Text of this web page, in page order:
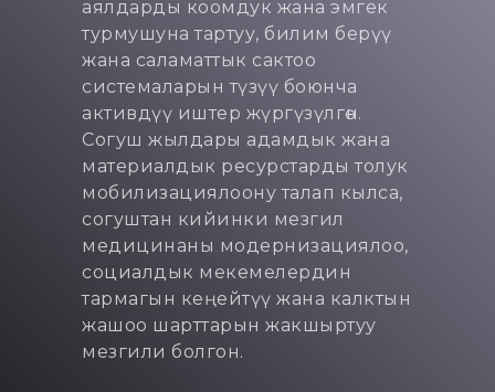
аялдарды коомдук жана эмгек
турмушуна тартуу, билим берүү
жана саламаттык сактоо
системаларын түзүү боюнча
активдүү иштер жүргүзүлгөн.
Согуш жылдары адамдык жана
материалдык ресурстарды толук
мобилизациялоону талап кылса,
согуштан кийинки мезгил
медицинаны модернизациялоо,
социалдык мекемелердин
тармагын кеңейтүү жана калктын
жашоо шарттарын жакшыртуу
мезгили болгон.